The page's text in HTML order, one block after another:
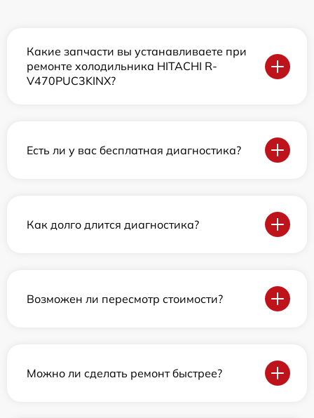
Какие запчасти вы устанавливаете при
ремонте холодильника HITACHI R-
V470PUC3KINX?
Есть ли у вас бесплатная диагностика?
Как долго длится диагностика?
Возможен ли пересмотр стоимости?
Можно ли сделать ремонт быстрее?